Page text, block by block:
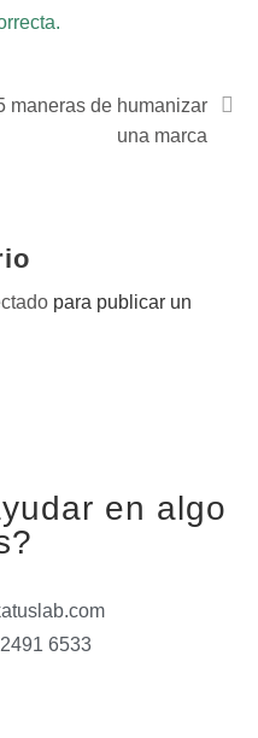
maneras de humanizar
una marca
para publicar un
en algo
6533